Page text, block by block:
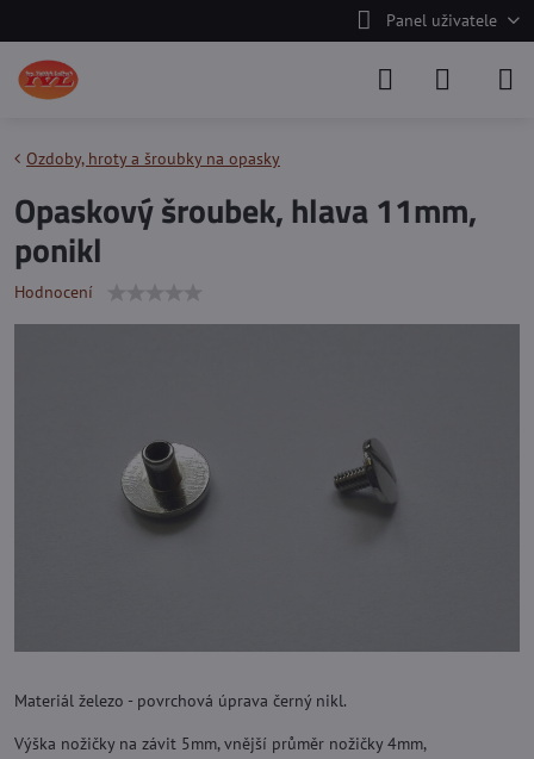
Panel uživatele
Ozdoby, hroty a šroubky na opasky
Opaskový šroubek, hlava 11mm,
ponikl
Hodnocení
Materiál železo - povrchová úprava černý nikl.
Výška nožičky na závit 5mm, vnější průměr nožičky 4mm,